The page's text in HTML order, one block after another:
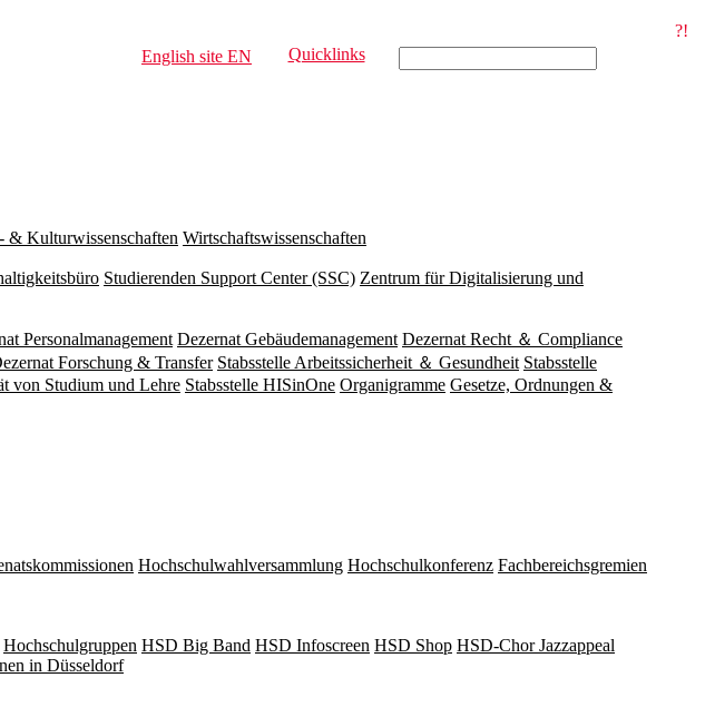
?!
English site EN Quicklinks
& Kulturwissenschaften Wirtschaftswissenschaften
Studierenden Support Center (SSC) Zentrum für Digitalisierung und
Personalmanagement Dezernat Gebäudemanagement Dezernat Recht ＆ Compliance
Forschung & Transfer Stabsstelle Arbeitssicherheit ＆ Gesundheit Stabsstelle
von Studium und Lehre Stabsstelle HISinOne Organigramme Gesetze, Ordnungen &
Hochschulwahlversammlung Hochschulkonferenz Fachbereichsgremien
Hochschulgruppen HSD Big Band HSD Infoscreen HSD Shop HSD-Chor Jazzappeal
in Düsseldorf